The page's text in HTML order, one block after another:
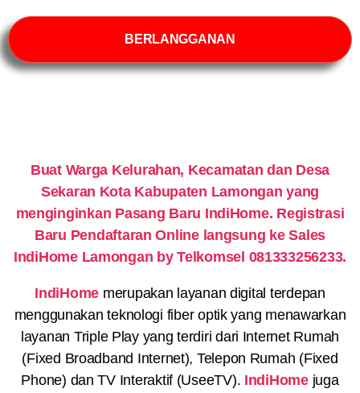
BERLANGGANAN
Buat Warga Kelurahan, Kecamatan dan Desa
Sekaran Kota Kabupaten Lamongan yang
menginginkan Pasang Baru IndiHome. Registrasi
Baru Pendaftaran Online langsung ke Sales
IndiHome Lamongan by Telkomsel 081333256233.
IndiHome merupakan layanan digital terdepan
menggunakan teknologi fiber optik yang menawarkan
layanan Triple Play yang terdiri dari Internet Rumah
(Fixed Broadband Internet), Telepon Rumah (Fixed
Phone) dan TV Interaktif (UseeTV). IndiHomejuga